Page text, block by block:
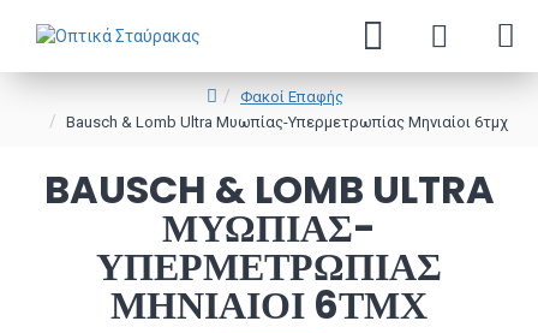
Φακοί Επαφής
Bausch & Lomb Ultra Μυωπίας-Υπερμετρωπίας Μηνιαίοι 6τμχ
BAUSCH & LOMB ULTRA
ΜΥΩΠΊΑΣ-
ΥΠΕΡΜΕΤΡΩΠΊΑΣ
ΜΗΝΙΑΊΟΙ 6ΤΜΧ